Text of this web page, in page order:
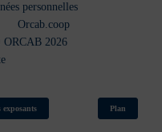
personnelles
Orcab.coop
2026
exposants Plan